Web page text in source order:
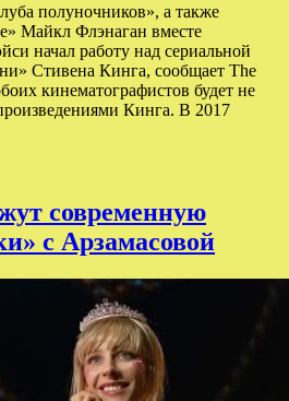
полуночников», а также
Майкл Флэнаган вместе
начал работу над сериальной
Стивена Кинга, сообщает The
кинематографистов будет не
Кинга. В 2017
современную
с Арзамасовой